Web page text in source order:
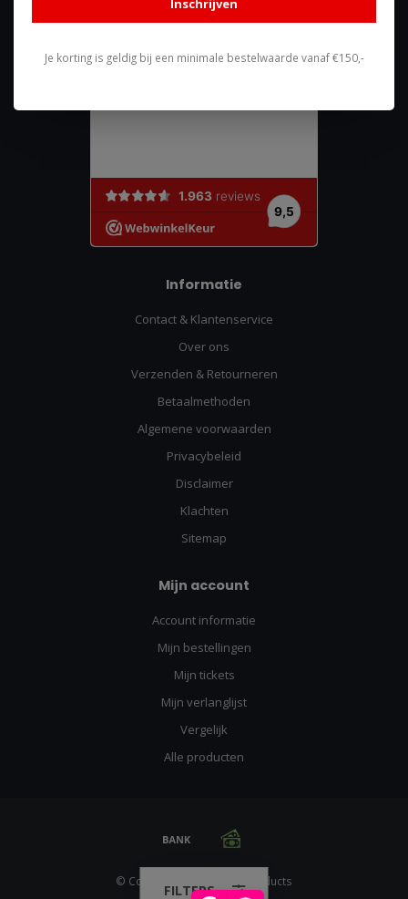
Informatie
Contact & Klantenservice
Over ons
Verzenden & Retourneren
Betaalmethoden
Algemene voorwaarden
Privacybeleid
Disclaimer
Klachten
Sitemap
Mijn account
Account informatie
Mijn bestellingen
Mijn tickets
Mijn verlanglijst
Vergelijk
Alle producten
© Copyright 2026 Racing Products
FILTERS
Inschrijven
Je korting is geldig bij een minimale bestelwaarde vanaf €150,-